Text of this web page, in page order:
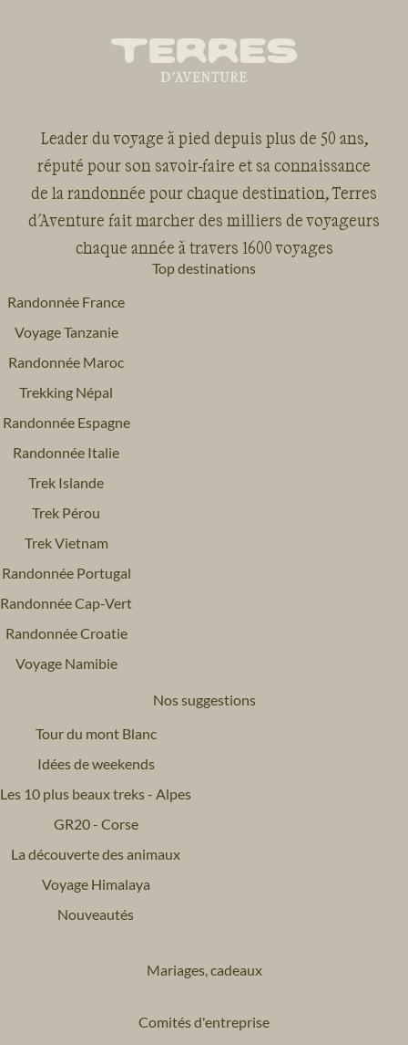
Leader du voyage à pied depuis plus de 50 ans,
réputé pour son savoir-faire et sa connaissance
de la randonnée pour chaque destination, Terres
d'Aventure fait marcher des milliers de voyageurs
chaque année à travers 1600 voyages
Top destinations
Randonnée France
Voyage Tanzanie
Randonnée Maroc
Trekking Népal
Randonnée Espagne
Randonnée Italie
Trek Islande
Trek Pérou
Trek Vietnam
Randonnée Portugal
Randonnée Cap-Vert
Randonnée Croatie
Voyage Namibie
Nos suggestions
Tour du mont Blanc
Idées de weekends
Les 10 plus beaux treks - Alpes
GR20 - Corse
La découverte des animaux
Voyage Himalaya
Nouveautés
Mariages, cadeaux
Comités d'entreprise